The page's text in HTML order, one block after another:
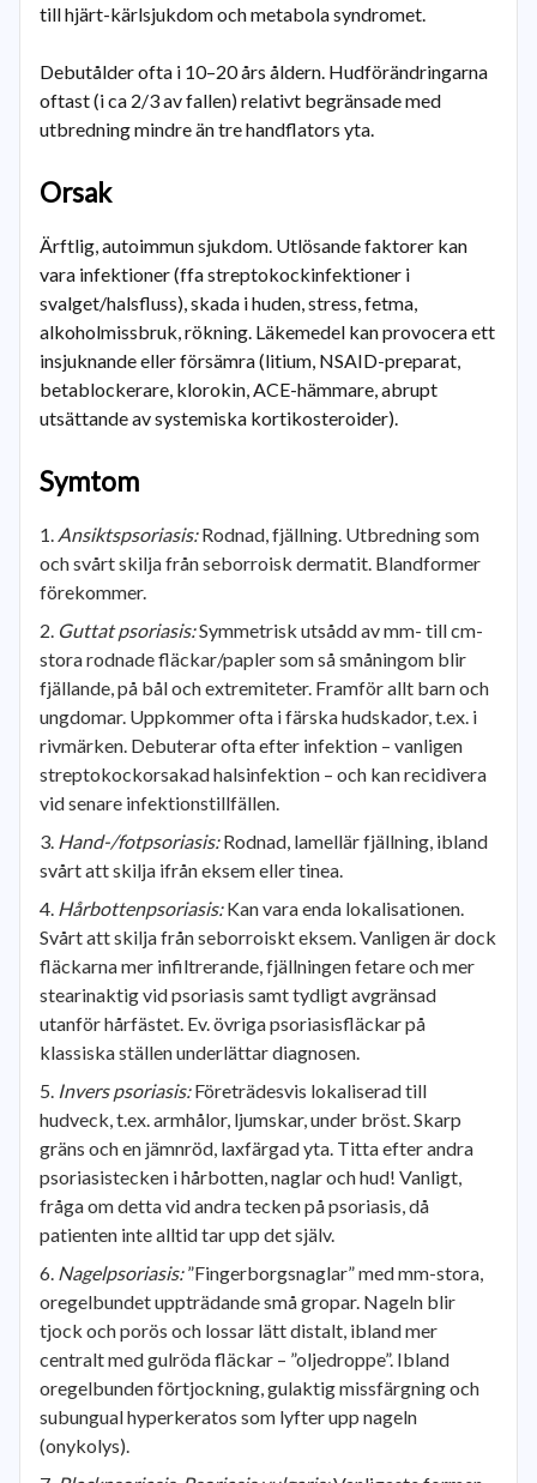
till hjärt-kärlsjukdom och metabola syndromet.
Debutålder ofta i 10–20 års åldern. Hudförändringarna
oftast (i ca 2/3 av fallen) relativt begränsade med
utbredning mindre än tre handflators yta.
Orsak
Ärftlig, autoimmun sjukdom. Utlösande faktorer kan
vara infektioner (ffa streptokockinfektioner i
svalget/halsfluss), skada i huden, stress, fetma,
alkoholmissbruk, rökning. Läkemedel kan provocera ett
insjuknande eller försämra (litium, NSAID-preparat,
betablockerare, klorokin, ACE-hämmare, abrupt
utsättande av systemiska kortikosteroider).
Symtom
Ansiktspsoriasis:Rodnad, fjällning. Utbredning som
och svårt skilja från seborroisk dermatit. Blandformer
förekommer.
Guttat psoriasis:Symmetrisk utsådd av mm- till cm-
stora rodnade fläckar/papler som så småningom blir
fjällande, på bål och extremiteter. Framför allt barn och
ungdomar. Uppkommer ofta i färska hudskador, t.ex. i
rivmärken. Debuterar ofta efter infektion – vanligen
streptokockorsakad halsinfektion – och kan recidivera
vid senare infektionstillfällen.
Hand-/fotpsoriasis:Rodnad, lamellär fjällning, ibland
svårt att skilja ifrån eksem eller tinea.
Hårbottenpsoriasis:Kan vara enda lokalisationen.
Svårt att skilja från seborroiskt eksem. Vanligen är dock
fläckarna mer infiltrerande, fjällningen fetare och mer
stearinaktig vid psoriasis samt tydligt avgränsad
utanför hårfästet. Ev. övriga psoriasisfläckar på
klassiska ställen underlättar diagnosen.
Invers psoriasis:Företrädesvis lokaliserad till
hudveck, t.ex. armhålor, ljumskar, under bröst. Skarp
gräns och en jämnröd, laxfärgad yta. Titta efter andra
psoriasistecken i hårbotten, naglar och hud! Vanligt,
fråga om detta vid andra tecken på psoriasis, då
patienten inte alltid tar upp det själv.
Nagelpsoriasis:”Fingerborgsnaglar” med mm-stora,
oregelbundet uppträdande små gropar. Nageln blir
tjock och porös och lossar lätt distalt, ibland mer
centralt med gulröda fläckar – ”oljedroppe”. Ibland
oregelbunden förtjockning, gulaktig missfärgning och
subungual hyperkeratos som lyfter upp nageln
(onykolys).